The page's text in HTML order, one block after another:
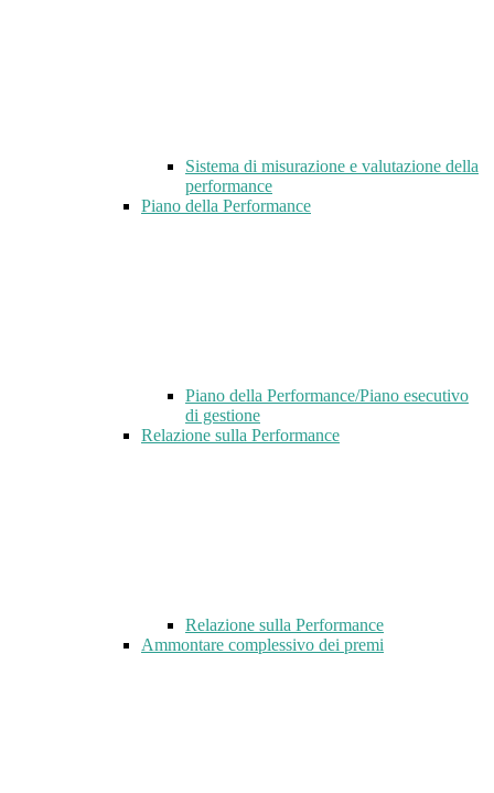
Sistema di misurazione e valutazione della
performance
Piano della Performance
Piano della Performance/Piano esecutivo
di gestione
Relazione sulla Performance
Relazione sulla Performance
Ammontare complessivo dei premi